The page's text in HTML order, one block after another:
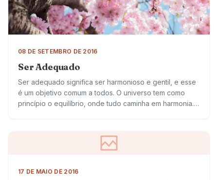
08 DE SETEMBRO DE 2016
Ser Adequado
Ser adequado significa ser harmonioso e gentil, e esse
é um objetivo comum a todos. O universo tem como
princípio o equilíbrio, onde tudo caminha em harmonia.
17 DE MAIO DE 2016